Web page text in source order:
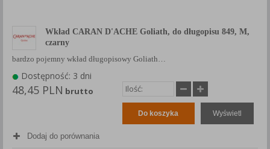
Wkład CARAN D'ACHE Goliath, do długopisu 849, M,
czarny
bardzo pojemny wkład długopisowy Goliath…
Dostępność: 3 dni
48,45 PLN brutto
Do koszyka Wyświetl
Dodaj do porównania